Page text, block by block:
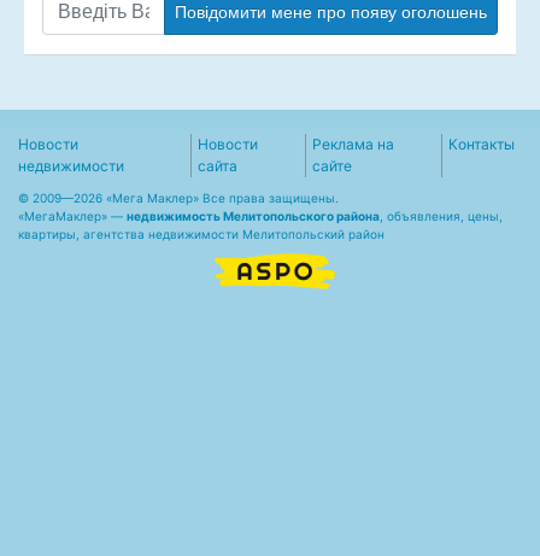
Повідомити мене про появу оголошень
Новости
недвижимости
Новости
сайта
Реклама на
сайте
Контакты
© 2009—2026 «Мега Маклер» Все права защищены.
«МегаМаклер» — недвижимость Мелитопольского района , объявления, цены,
квартиры, агентства недвижимости Мелитопольский район